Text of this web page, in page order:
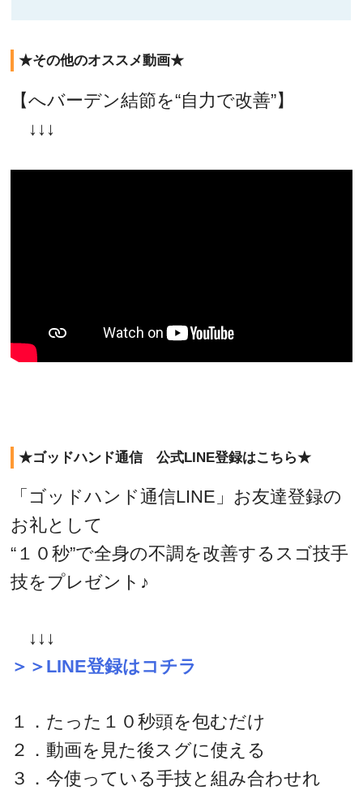
★その他のオススメ動画★
【へバーデン結節を“自力で改善”】
↓↓↓
★ゴッドハンド通信 公式LINE登録はこちら★
「ゴッドハンド通信LINE」お友達登録の
お礼として
“１０秒”で全身の不調を改善するスゴ技手
技をプレゼント♪
↓↓↓
＞＞LINE登録はコチラ
１．たった１０秒頭を包むだけ
２．動画を見た後スグに使える
３．今使っている手技と組み合わせれ